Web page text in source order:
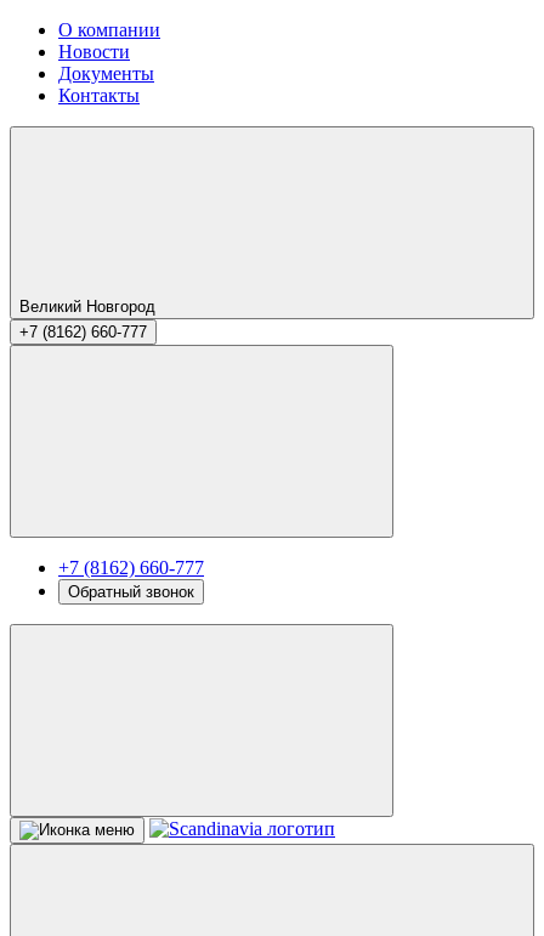
О компании
Новости
Документы
Контакты
Великий Новгород
+7 (8162) 660-777
+7 (8162) 660-777
Обратный звонок